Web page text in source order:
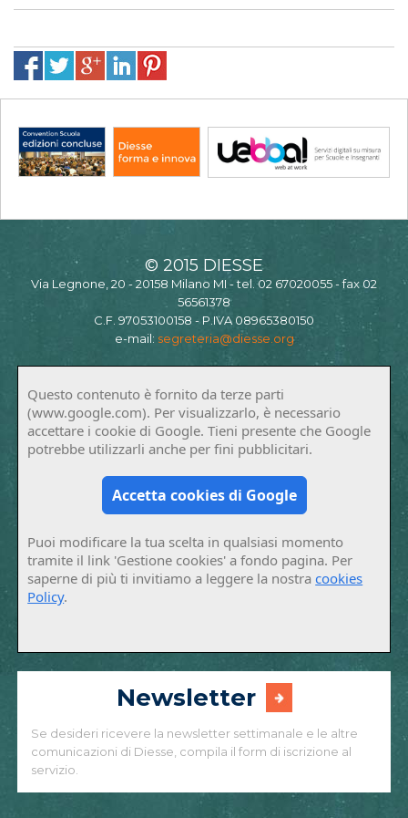
© 2015 DIESSE
Via Legnone, 20 - 20158 Milano MI - tel. 02 67020055 - fax 02
56561378
C.F. 97053100158 - P.IVA 08965380150
e-mail: segreteria@diesse.org
Questo contenuto è fornito da terze parti
(www.google.com). Per visualizzarlo, è necessario
accettare i cookie di Google. Tieni presente che Google
potrebbe utilizzarli anche per fini pubblicitari.
Accetta cookies di Google
Puoi modificare la tua scelta in qualsiasi momento
tramite il link 'Gestione cookies' a fondo pagina. Per
saperne di più ti invitiamo a leggere la nostracookies
Policy.
Newsletter
Se desideri ricevere la newsletter settimanale e le altre
comunicazioni di Diesse, compila il form di iscrizione al
servizio.